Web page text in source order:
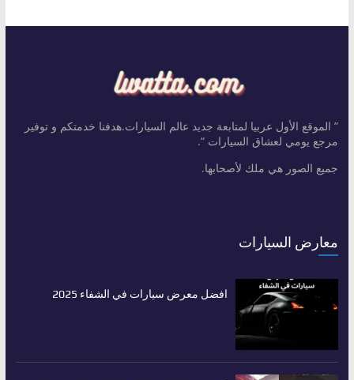
” الموقع الأول عربيا لمتابعة جديد عالم السيارات.هدفنا خدمتكم و توفير
مرجع يومي لعشاق السيارات “.
جميع الصور هي ملك لأصحابها.
معارض السيارات
افضل معرض سيارات في الشفاء 2025